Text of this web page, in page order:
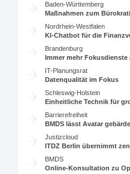
Baden-Württemberg
Maßnahmen zum
Nordrhein-Westfalen
KI-Chatbot für die
Brandenburg
Immer mehr Fokusdienste
IT-Planungsrat
Datenqualität im Fokus
Schleswig-Holstein
Einheitliche Technik für
Barrierefreiheit
BMDS lässt Avatar
Justizcloud
ITDZ Berlin übernimmt
BMDS
Online-Konsultation zu